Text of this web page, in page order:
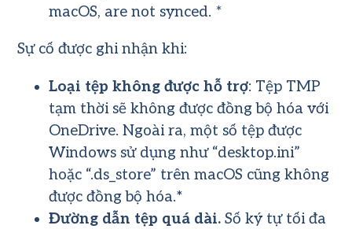
macOS, are not synced. *
Sự cố được ghi nhận khi:
Loại tệp không được hỗ trợ: Tệp TMP
tạm thời sẽ không được đồng bộ hóa với
OneDrive. Ngoài ra, một số tệp được
Windows sử dụng như “desktop.ini”
hoặc “.ds_store” trên macOS cũng không
được đồng bộ hóa.*
Đường dẫn tệp quá dài.Số ký tự tối đa